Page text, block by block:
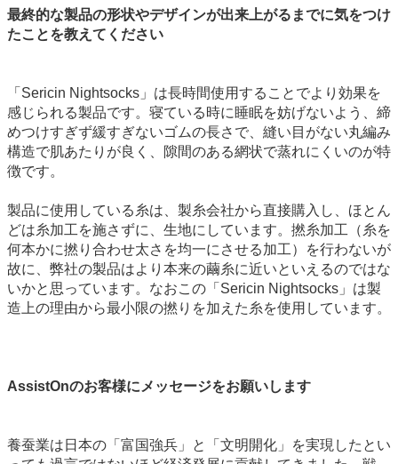
最終的な製品の形状やデザインが出来上がるまでに気をつけ
たことを教えてください
「Sericin Nightsocks」は長時間使用することでより効果を
感じられる製品です。寝ている時に睡眠を妨げないよう、締
めつけすぎず緩すぎないゴムの長さで、縫い目がない丸編み
構造で肌あたりが良く、隙間のある網状で蒸れにくいのが特
徴です。
製品に使用している糸は、製糸会社から直接購入し、ほとん
どは糸加工を施さずに、生地にしています。撚糸加工（糸を
何本かに撚り合わせ太さを均一にさせる加工）を行わないが
故に、弊社の製品はより本来の繭糸に近いといえるのではな
いかと思っています。なおこの「Sericin Nightsocks」は製
造上の理由から最小限の撚りを加えた糸を使用しています。
AssistOnのお客様にメッセージをお願いします
養蚕業は日本の「富国強兵」と「文明開化」を実現したとい